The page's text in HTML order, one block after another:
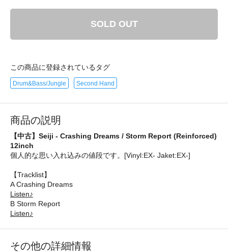
SOLD OUT
この商品に登録されているタグ
Drum&Bass/Jungle Second Hand
商品の説明
【中古】Seiji - Crashing Dreams / Storm Report (Reinforced)
12inch
個人的な思い入れ込みの値段です。[Vinyl:EX- Jaket:EX-]
【Tracklist】
A Crashing Dreams
Listen♪
B Storm Report
Listen♪
その他の詳細情報